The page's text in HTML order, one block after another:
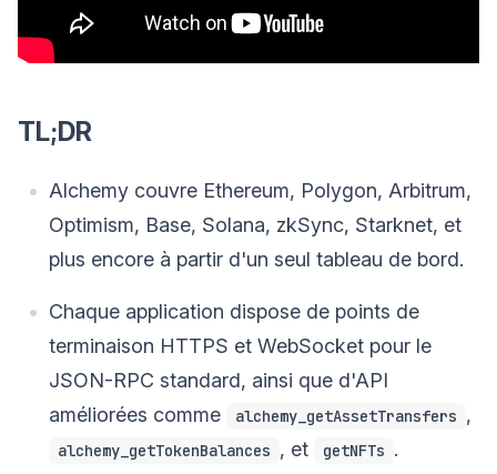
TL;DR
Alchemy couvre Ethereum, Polygon, Arbitrum,
Optimism, Base, Solana, zkSync, Starknet, et
plus encore à partir d'un seul tableau de bord.
Chaque application dispose de points de
terminaison HTTPS et WebSocket pour le
JSON-RPC standard, ainsi que d'API
améliorées comme
alchemy_getAssetTransfers ,
alchemy_getTokenBalances , et getNFTs .